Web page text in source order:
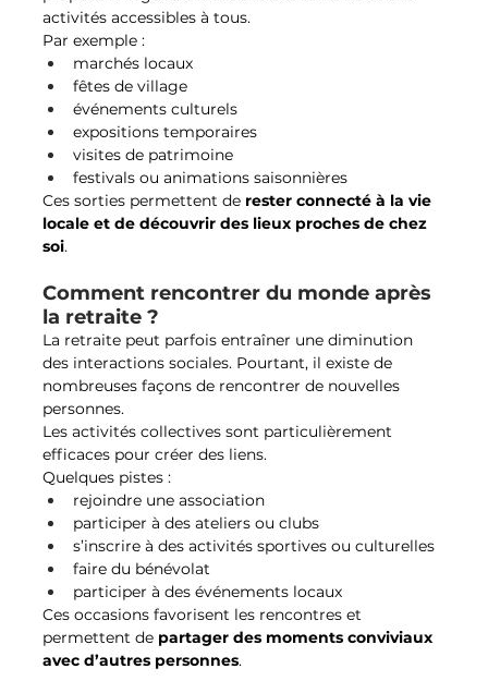
activités accessibles à tous.
Par exemple :
marchés locaux
fêtes de village
événements culturels
expositions temporaires
visites de patrimoine
festivals ou animations saisonnières
Ces sorties permettent de rester connecté à la vie
locale et de découvrir des lieux proches de chez
soi.
Comment rencontrer du monde après
la retraite ?
La retraite peut parfois entraîner une diminution
des interactions sociales. Pourtant, il existe de
nombreuses façons de rencontrer de nouvelles
personnes.
Les activités collectives sont particulièrement
efficaces pour créer des liens.
Quelques pistes :
rejoindre une association
participer à des ateliers ou clubs
s’inscrire à des activités sportives ou culturelles
faire du bénévolat
participer à des événements locaux
Ces occasions favorisent les rencontres et
permettent de partager des moments conviviaux
avec d’autres personnes.